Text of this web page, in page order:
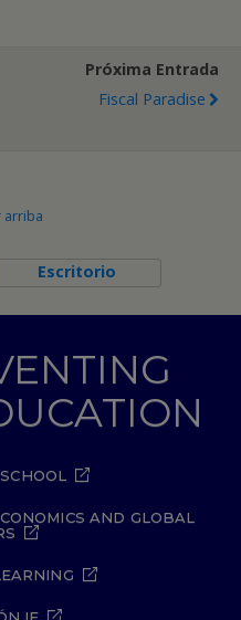
Próxima Entrada
Fiscal Paradise
arriba
Escritorio
AND GLOBAL